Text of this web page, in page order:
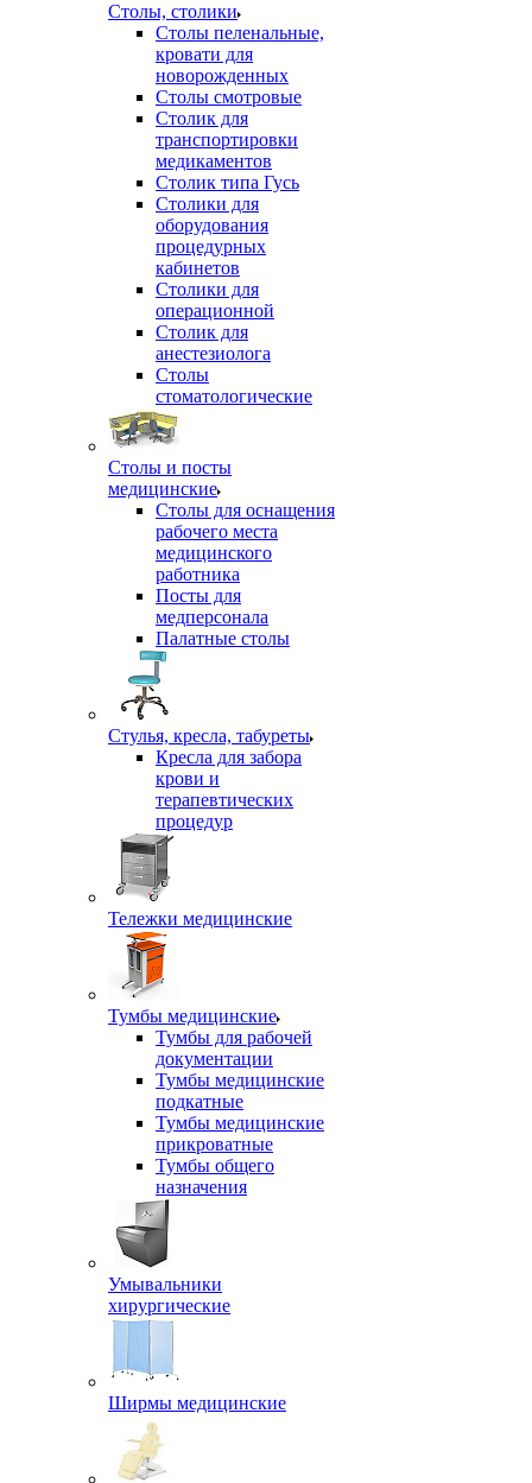
Столы, столики
Столы пеленальные,
кровати для
новорожденных
Столы смотровые
Столик для
транспортировки
медикаментов
Столик типа Гусь
Столики для
оборудования
процедурных
кабинетов
Столики для
операционной
Столик для
анестезиолога
Столы
стоматологические
Столы и посты
медицинские
Столы для оснащения
рабочего места
медицинского
работника
Посты для
медперсонала
Палатные столы
Стулья, кресла, табуреты
Кресла для забора
крови и
терапевтических
процедур
Тележки медицинские
Тумбы медицинские
Тумбы для рабочей
документации
Тумбы медицинские
подкатные
Тумбы медицинские
прикроватные
Тумбы общего
назначения
Умывальники
хирургические
Ширмы медицинские